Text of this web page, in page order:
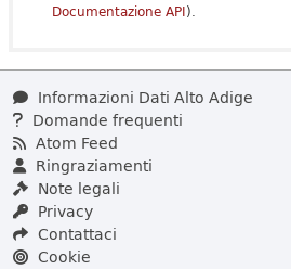
Documentazione API).
Informazioni Dati Alto Adige
Domande frequenti
Atom Feed
Ringraziamenti
Note legali
Privacy
Contattaci
Cookie